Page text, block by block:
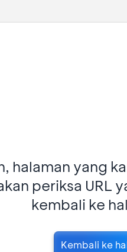
halaman yang
periksa URL
kembali ke
Kembali ke